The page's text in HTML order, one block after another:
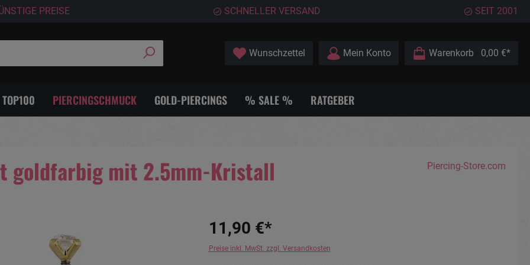
PREISE SCHNELLER VERSAND SEIT 2001
Wunschzettel Mein Konto Warenkorb 0,00 €*
PIERCINGSCHMUCK GOLD-PIERCINGS % SALE % RATGEBER
goldfarbig mit 2.5mm-Kristall Piercing-Store.com
11,90 €*
Preise inkl. MwSt. zzgl. Versandkosten